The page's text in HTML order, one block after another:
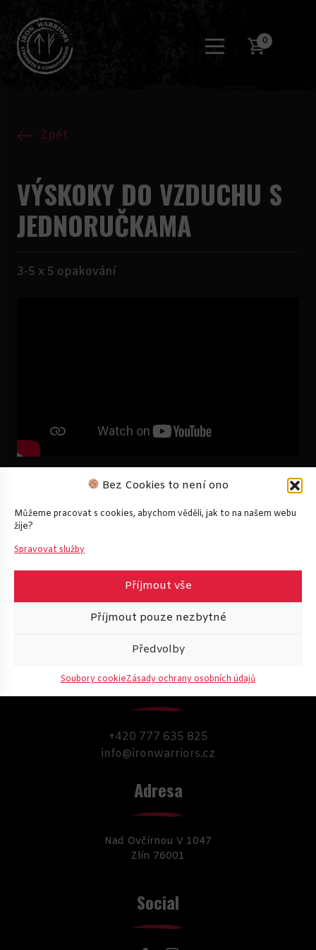
Bez Cookies to není ono
Můžeme pracovat s cookies, abychom věděli, jak to na našem webu
žije?
Spravovat služby
Příjmout vše
Příjmout pouze nezbytné
Předvolby
Soubory cookieZásady ochrany osobních údajů
0
Zpět
VÝSKOKY DO VZDUCHU S
JEDNORUČKAMA
3-5 x 5 opakování
Kontakty
+420 777 635 825
info@ironwarriors.cz
Adresa
Nad Ovčírnou V 1047
Zlín 76001
Social